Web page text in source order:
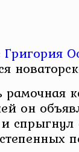
Григория
рамочная
он
спрыгнул